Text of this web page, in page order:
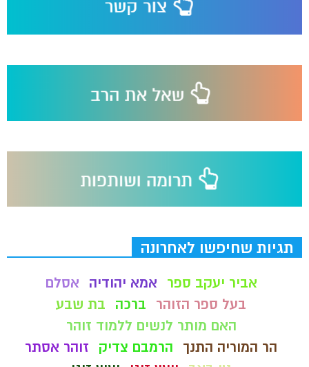
תגיות שחיפשו לאחרונה
אביר יעקב ספר אמא יהודיה
אסלם
בעל ספר הזוהר
ברכה
בת שבע
האם מותר לנשים ללמוד זוהר
הר המוריה התנך
הרמבם צדיק
זוהר אסתר